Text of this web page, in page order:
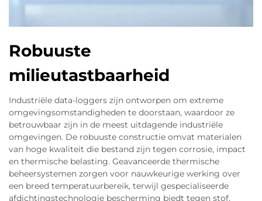
Robuuste
milieutastbaarheid
Industriële data-loggers zijn ontworpen om extreme
omgevingsomstandigheden te doorstaan, waardoor ze
betrouwbaar zijn in de meest uitdagende industriële
omgevingen. De robuuste constructie omvat materialen
van hoge kwaliteit die bestand zijn tegen corrosie, impact
en thermische belasting. Geavanceerde thermische
beheersystemen zorgen voor nauwkeurige werking over
een breed temperatuurbereik, terwijl gespecialiseerde
afdichtingstechnologie bescherming biedt tegen stof,